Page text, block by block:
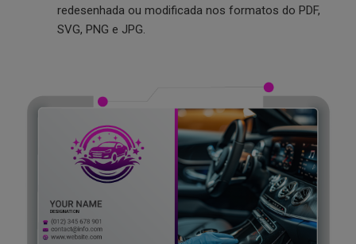
redesenhada ou modificada nos formatos do PDF,
SVG, PNG e JPG.